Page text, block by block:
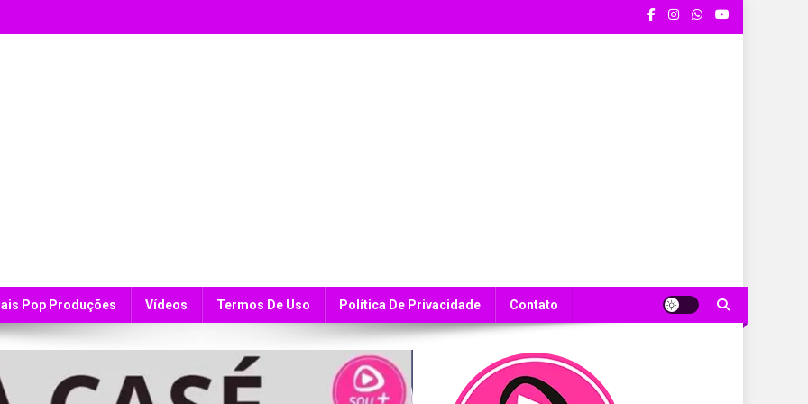
Pop Produções Vídeos Termos De Uso Política De Privacidade Contato